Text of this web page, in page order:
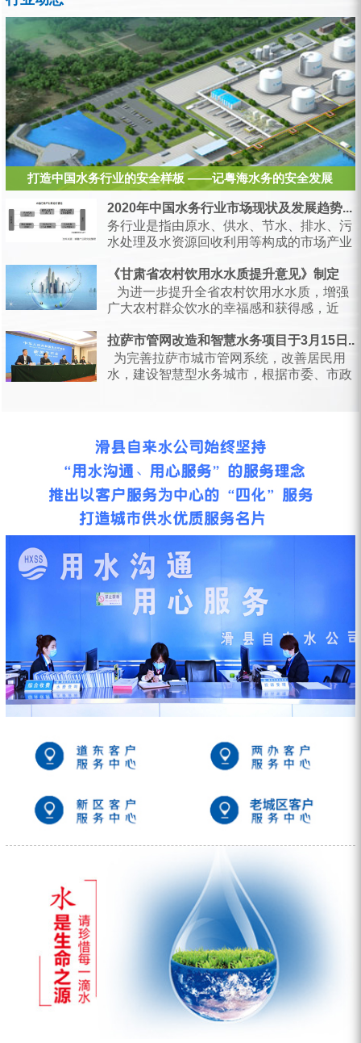
打造中国水务行业的安全样板 ——记粤海水务的安全发展
2020年中国水务行业市场现状及发展趋势...
务行业是指由原水、供水、节水、排水、污
水处理及水资源回收利用等构成的市场产业
生活的...
《甘肃省农村饮用水水质提升意见》制定
为进一步提升全省农村饮用水水质，增强
广大农村群众饮水的幸福感和获得感，近
拉萨市管网改造和智慧水务项目于3月15日...
为完善拉萨市城市管网系统，改善居民用
水，建设智慧型水务城市，根据市委、市政